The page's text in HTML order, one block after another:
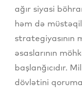
ağır siyasi
həm də
strategiyasının
əsaslarının
başlanğıcıdır.
dövlətini